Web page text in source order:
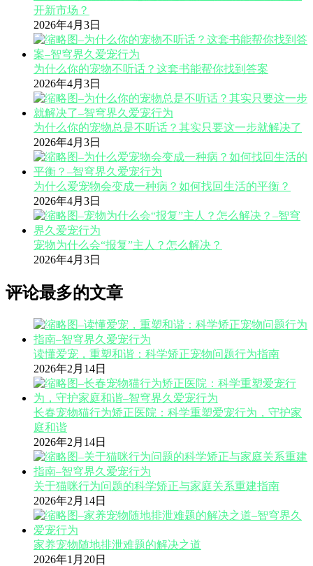
开新市场？
2026年4月3日
为什么你的宠物不听话？这套书能帮你找到答案
2026年4月3日
为什么你的宠物总是不听话？其实只要这一步就解决了
2026年4月3日
为什么爱宠物会变成一种病？如何找回生活的平衡？
2026年4月3日
宠物为什么会“报复”主人？怎么解决？
2026年4月3日
评论最多的文章
读懂爱宠，重塑和谐：科学矫正宠物问题行为指南
2026年2月14日
长春宠物猫行为矫正医院：科学重塑爱宠行为，守护家
庭和谐
2026年2月14日
关于猫咪行为问题的科学矫正与家庭关系重建指南
2026年2月14日
家养宠物随地排泄难题的解决之道
2026年1月20日